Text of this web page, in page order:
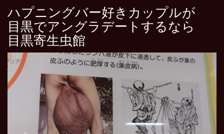
ハプニングバー好きカップルが
目黒でアングラデートするなら
目黒寄生虫館